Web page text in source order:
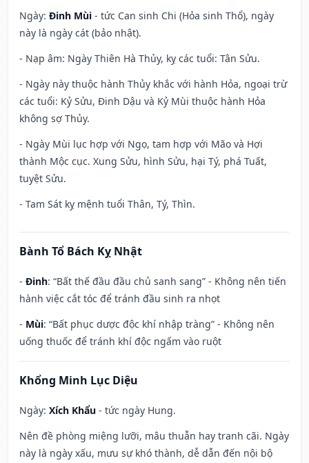
Ngày: Đinh Mùi - tức Can sinh Chi (Hỏa sinh Thổ), ngày
này là ngày cát (bảo nhật).
- Nạp âm: Ngày Thiên Hà Thủy, kỵ các tuổi: Tân Sửu.
- Ngày này thuộc hành Thủy khắc với hành Hỏa, ngoại trừ
các tuổi: Kỷ Sửu, Đinh Dậu và Kỷ Mùi thuộc hành Hỏa
không sợ Thủy.
- Ngày Mùi lục hợp với Ngọ, tam hợp với Mão và Hợi
thành Mộc cục. Xung Sửu, hình Sửu, hại Tý, phá Tuất,
tuyệt Sửu.
- Tam Sát kỵ mệnh tuổi Thân, Tý, Thìn.
Bành Tổ Bách Kỵ Nhật
- Đinh: “Bất thế đầu đầu chủ sanh sang” - Không nên tiến
hành việc cắt tóc để tránh đầu sinh ra nhọt
- Mùi: “Bất phục dược độc khí nhập tràng” - Không nên
uống thuốc để tránh khí độc ngấm vào ruột
Khổng Minh Lục Diệu
Ngày: Xích Khẩu - tức ngày Hung.
Nên đề phòng miệng lưỡi, mâu thuẫn hay tranh cãi. Ngày
này là ngày xấu, mưu sự khó thành, dễ dẫn đến nội bộ